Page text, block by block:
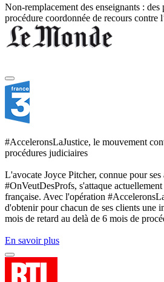
Non-remplacement des enseignants : des
procédure coordonnée de recours contre
#AcceleronsLaJustice, le mouvement
procédures judiciaires
L'avocate Joyce Pitcher, connue pour ses
#OnVeutDesProfs, s'attaque
française. Avec l'opération
d'obtenir pour chacun de ses clients une
mois de retard au delà de 6 mois de
En savoir plus